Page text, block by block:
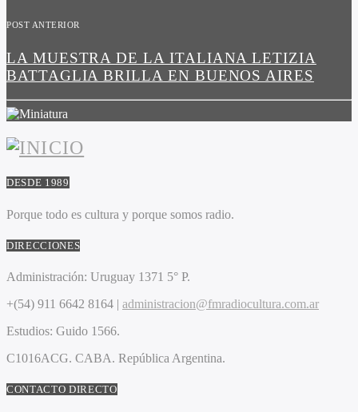
POST ANTERIOR
LA MUESTRA DE LA ITALIANA LETIZIA
BATTAGLIA BRILLA EN BUENOS AIRES
DESDE 1989
Porque todo es cultura y porque somos radio.
DIRECCIONES
Administración: Uruguay 1371 5° P.
+(54) 911 6642 8164 | administracion@fmradiocultura.com.ar
Estudios: Guido 1566.
C1016ACG. CABA. República Argentina.
CONTACTO DIRECTO